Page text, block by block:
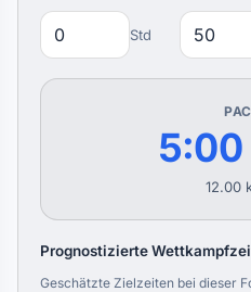
Std
12.00
Prognostizierte
Geschätzte Zielzeiten bei dieser